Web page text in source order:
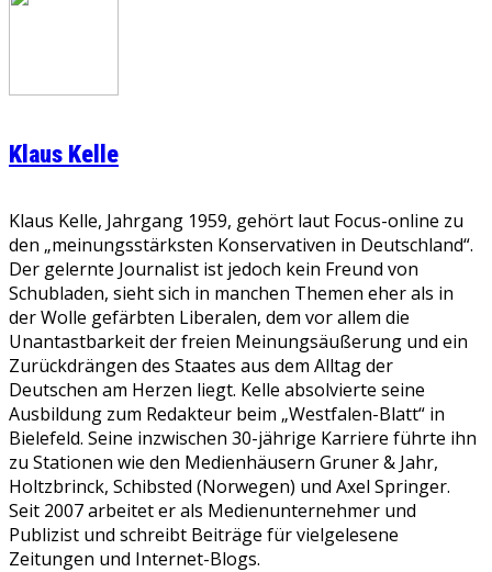
Klaus Kelle
Klaus Kelle, Jahrgang 1959, gehört laut Focus-online zu
den „meinungsstärksten Konservativen in Deutschland“.
Der gelernte Journalist ist jedoch kein Freund von
Schubladen, sieht sich in manchen Themen eher als in
der Wolle gefärbten Liberalen, dem vor allem die
Unantastbarkeit der freien Meinungsäußerung und ein
Zurückdrängen des Staates aus dem Alltag der
Deutschen am Herzen liegt. Kelle absolvierte seine
Ausbildung zum Redakteur beim „Westfalen-Blatt“ in
Bielefeld. Seine inzwischen 30-jährige Karriere führte ihn
zu Stationen wie den Medienhäusern Gruner & Jahr,
Holtzbrinck, Schibsted (Norwegen) und Axel Springer.
Seit 2007 arbeitet er als Medienunternehmer und
Publizist und schreibt Beiträge für vielgelesene
Zeitungen und Internet-Blogs.